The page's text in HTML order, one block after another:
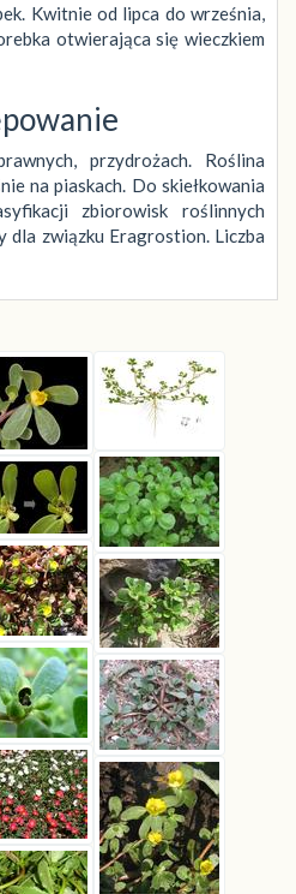
Kwitnie od lipca do września,
otwierająca się wieczkiem
przydrożach. Roślina
na piaskach. Do skiełkowania
zbiorowisk roślinnych
dla związku Eragrostion. Liczba